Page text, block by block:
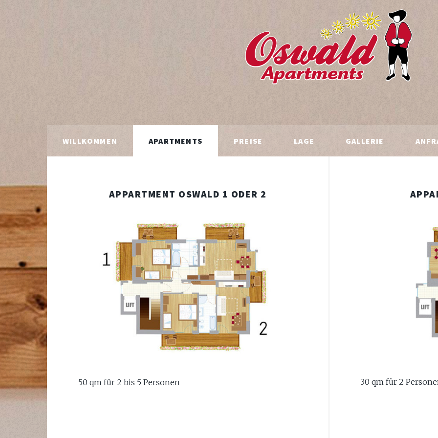
WILLKOMMEN APARTMENTS PREISE LAGE GALLERIE
APPARTMENT OSWALD 1 ODER 2
50 qm für 2 bis 5 Personen 30 qm für 2